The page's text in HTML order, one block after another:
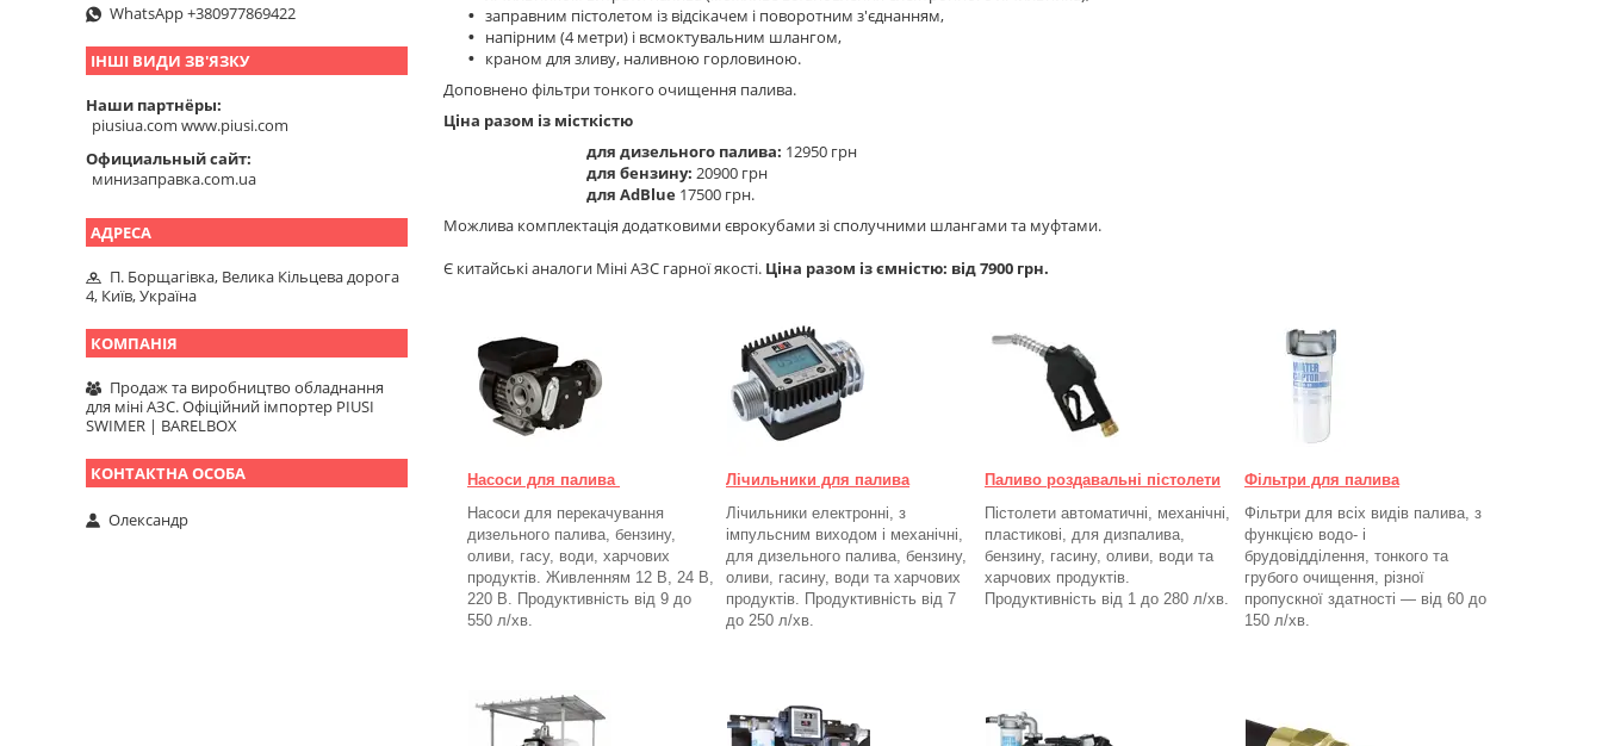
заправним пістолетом із відсікачем і поворотним з'єднанням,
напірним (4 метри) і всмоктувальним шлангом,
краном для зливу, наливною горловиною.
Доповнено фільтри тонкого очищення палива.
Ціна разом із місткістю
для дизельного палива: 12950 грн
для бензину: 20900 грн
для AdBlue 17500 грн.
Можлива комплектація додатковими єврокубами зі сполучними шлангами та муфтами.
Є китайські аналоги Міні АЗС гарної якості. Ціна разом із ємністю: від 7900 грн.
Насоси для палива
Насоси для перекачування
дизельного палива, бензину,
оливи, гасу, води, харчових
продуктів. Живленням 12 В, 24 В,
220 В. Продуктивність від 9 до
550 л/хв.
Лічильники для палива
Лічильники електронні, з
імпульсним виходом і механічні,
для дизельного палива, бензину,
оливи, гасину, води та харчових
продуктів. Продуктивність від 7
до 250 л/хв.
Паливо роздавальні пістолети
Пістолети автоматичні, механічні,
пластикові, для дизпалива,
бензину, гасину, оливи, води та
харчових продуктів.
Продуктивність від 1 до 280 л/хв.
Фільтри для палива
Фільтри для всіх видів палива, з
функцією водо- і
брудовідділення, тонкого та
грубого очищення, різної
пропускної здатності — від 60 до
150 л/хв.
WhatsApp +380977869422
ІНШІ ВИДИ ЗВ'ЯЗКУ
Наши партнёры
piusiua.com www.piusi.com
Официальный сайт
минизаправка.com.ua
П. Борщагівка, Велика Кільцева дорога
4, Київ, Україна
Продаж та виробництво обладнання
для міні АЗС. Офіційний імпортер PIUSI
SWIMER | BARELBOX
Олександр